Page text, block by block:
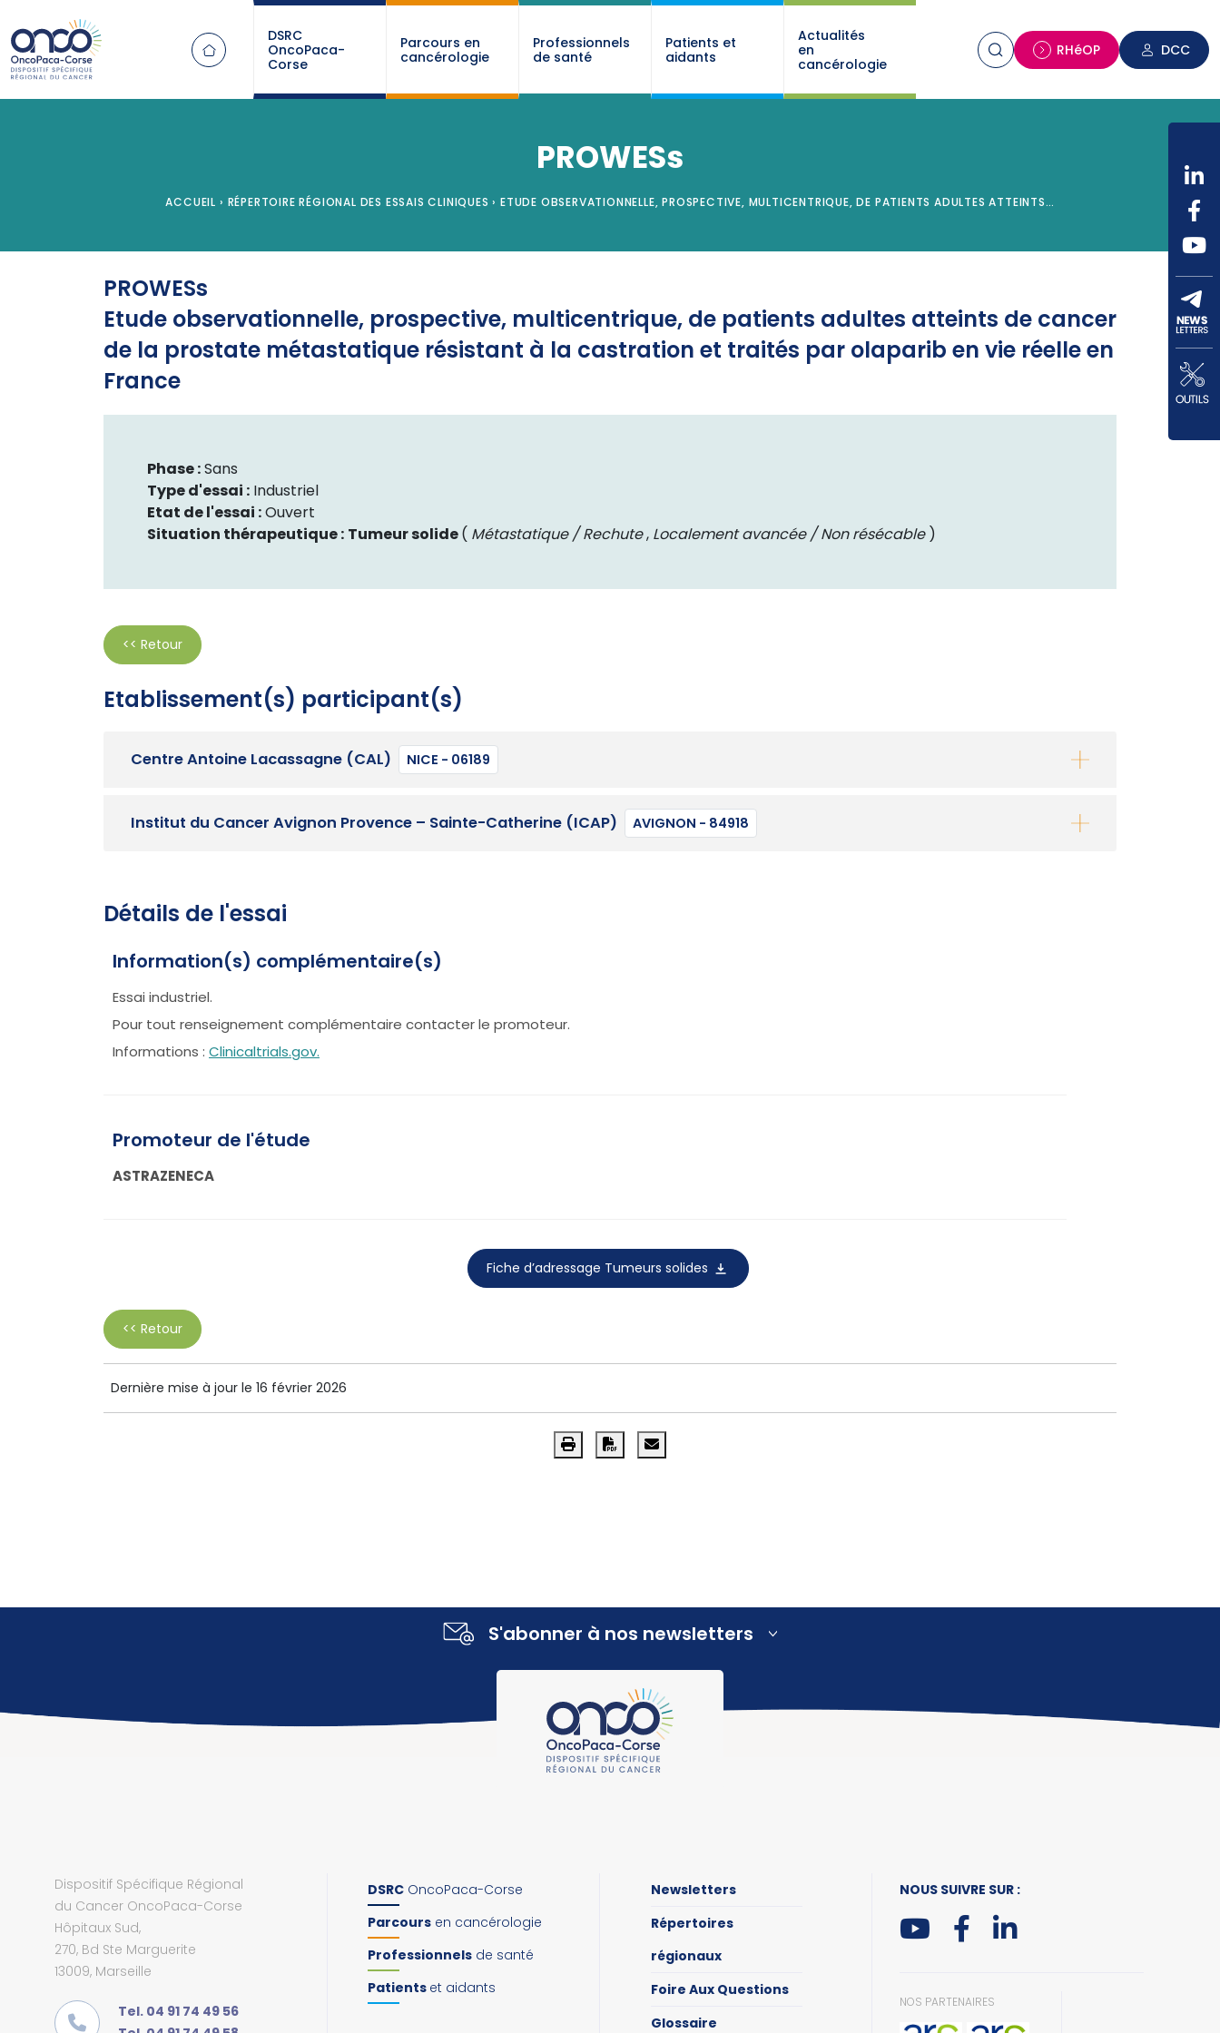
DSRC
OncoPaca-
Corse
Parcours en
cancérologie
Professionnels
de santé
Patients et
aidants
Actualités
en
cancérologie
RHéOP DCC
PROWESs
ACCUEIL › RÉPERTOIRE RÉGIONAL DES ESSAIS CLINIQUES › ETUDE OBSERVATIONNELLE, PROSPECTIVE, MULTICENTRIQUE, DE PATIENTS ADULTES ATTEINTS…
PROWESs
Etude observationnelle, prospective, multicentrique, de patients adultes atteints de cancer
de la prostate métastatique résistant à la castration et traités par olaparib en vie réelle en
France
Phase :Sans
Type d'essai : Industriel
Etat de l'essai :Ouvert
Situation thérapeutique : Tumeur solide( Métastatique / Rechute, Localement avancée / Non résécable)
<< Retour
Etablissement(s) participant(s)
Centre Antoine Lacassagne (CAL) NICE - 06189
Institut du Cancer Avignon Provence – Sainte-Catherine (ICAP) AVIGNON - 84918
Détails de l'essai
Information(s) complémentaire(s)
Essai industriel.
Pour tout renseignement complémentaire contacter le promoteur.
Informations : Clinicaltrials.gov.
Promoteur de l'étude
ASTRAZENECA
Fiche d’adressage Tumeurs solides
<< Retour
Dernière mise à jour le 16 février 2026
S'abonner à nos newsletters
Dispositif Spécifique Régional
du Cancer OncoPaca-Corse
Hôpitaux Sud,
270, Bd Ste Marguerite
13009, Marseille
Tel. 04 91 74 49 56
DSRC OncoPaca-Corse
Parcours en cancérologie
Professionnels de santé
Patients et aidants
Newsletters
Répertoires
régionaux
Foire Aux Questions
Glossaire
NOUS SUIVRE SUR :
NOS PARTENAIRES